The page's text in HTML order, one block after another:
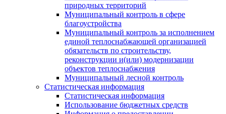
природных территорий
Муниципальный контроль в сфере
благоустройства
Муниципальный контроль за исполнением
единой теплоснабжающей организацией
обязательств по строительству,
реконструкции и(или) модернизации
объектов теплоснабжения
Муниципальный лесной контроль
Статистическая информация
Статистическая информация
Использование бюджетных средств